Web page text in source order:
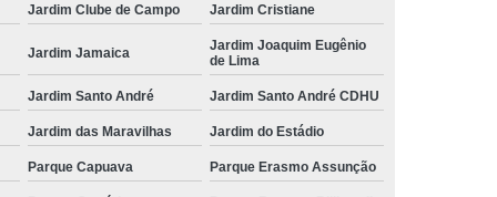
Jardim Clube de Campo Jardim Cristiane
Jardim Jamaica
Jardim Joaquim Eugênio
de Lima
Jardim Santo André Jardim Santo André CDHU
Jardim das Maravilhas Jardim do Estádio
Parque Capuava Parque Erasmo Assunção